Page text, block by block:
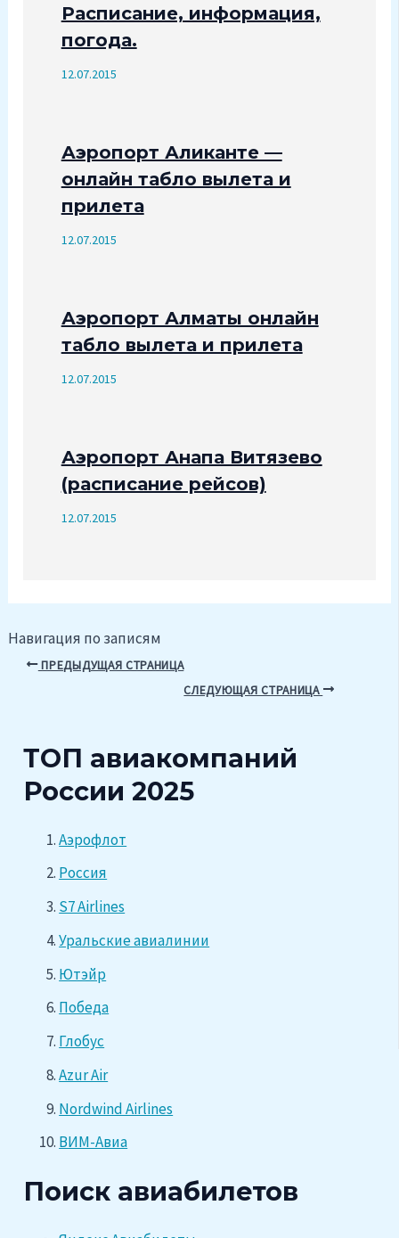
Расписание, информация,
погода.
12.07.2015
Аэропорт Аликанте —
онлайн табло вылета и
прилета
12.07.2015
Аэропорт Алматы онлайн
табло вылета и прилета
12.07.2015
Аэропорт Анапа Витязево
(расписание рейсов)
12.07.2015
Навигация по записям
ПРЕДЫДУЩАЯ СТРАНИЦА
СЛЕДУЮЩАЯ СТРАНИЦА
ТОП авиакомпаний
России 2025
Аэрофлот
Россия
S7 Airlines
Уральские авиалинии
Ютэйр
Победа
Глобус
Azur Air
Nordwind Airlines
ВИМ-Авиа
Поиск авиабилетов